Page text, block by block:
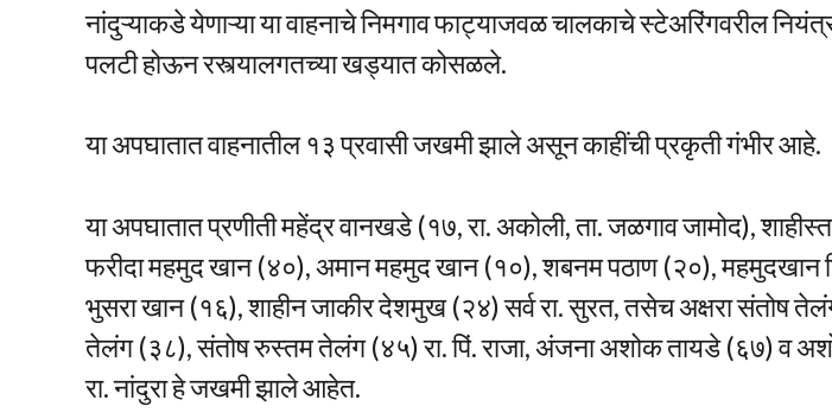
नांदुऱ्याकडे येणाऱ्या या वाहनाचे निमगाव फाट्याजवळ चालकाचे स्टेअरिंगवरील
पलटी होऊन रस्त्यालगतच्या खड्यात कोसळले.
या अपघातात वाहनातील १३ प्रवासी जखमी झाले असून काहींची प्रकृती गंभीर आहे.
या अपघातात प्रणीती महेंद्र वानखडे (१७, रा. अकोली, ता. जळगाव जामोद),
फरीदा महमुद खान (४०), अमान महमुद खान (१०), शबनम पठाण (२०), महमुदखान
भुसरा खान (१६), शाहीन जाकीर देशमुख (२४) सर्व रा. सुरत, तसेच अक्षरा संतोष
तेलंग (३८), संतोष रुस्तम तेलंग (४५) रा. पिं. राजा, अंजना अशोक तायडे (६७) व
रा. नांदुरा हे जखमी झाले आहेत.